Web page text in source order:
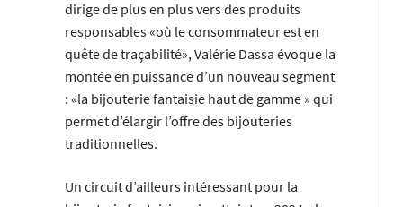
dirige de plus en plus vers des produits
responsables «où le consommateur est en
quête de traçabilité», Valérie Dassa évoque la
montée en puissance d’un nouveau segment
: «la bijouterie fantaisie haut de gamme » qui
permet d’élargir l’offre des bijouteries
traditionnelles.
Un circuit d’ailleurs intéressant pour la